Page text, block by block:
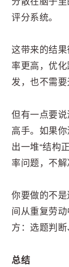
评分系统。
这带来的结
率更高，优
发，也不需要
但有一点要
高手。如果
出一堆“结构
率问题，不解
你要做的不
间从重复劳
方：选题判断
总结